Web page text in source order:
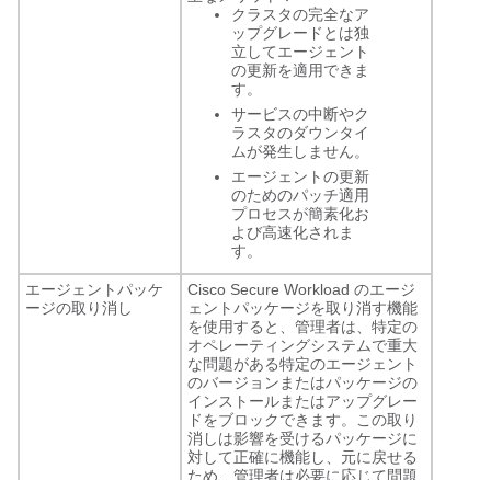
クラスタの完全なア
ップグレードとは独
立してエージェント
の更新を適用できま
す。
サービスの中断やク
ラスタのダウンタイ
ムが発生しません。
エージェントの更新
のためのパッチ適用
プロセスが簡素化お
よび高速化されま
す。
エージェントパッケ
ージの取り消し
Cisco Secure Workload のエージ
ェントパッケージを取り消す機能
を使用すると、管理者は、特定の
オペレーティングシステムで重大
な問題がある特定のエージェント
のバージョンまたはパッケージの
インストールまたはアップグレー
ドをブロックできます。この取り
消しは影響を受けるパッケージに
対して正確に機能し、元に戻せる
ため、管理者は必要に応じて問題